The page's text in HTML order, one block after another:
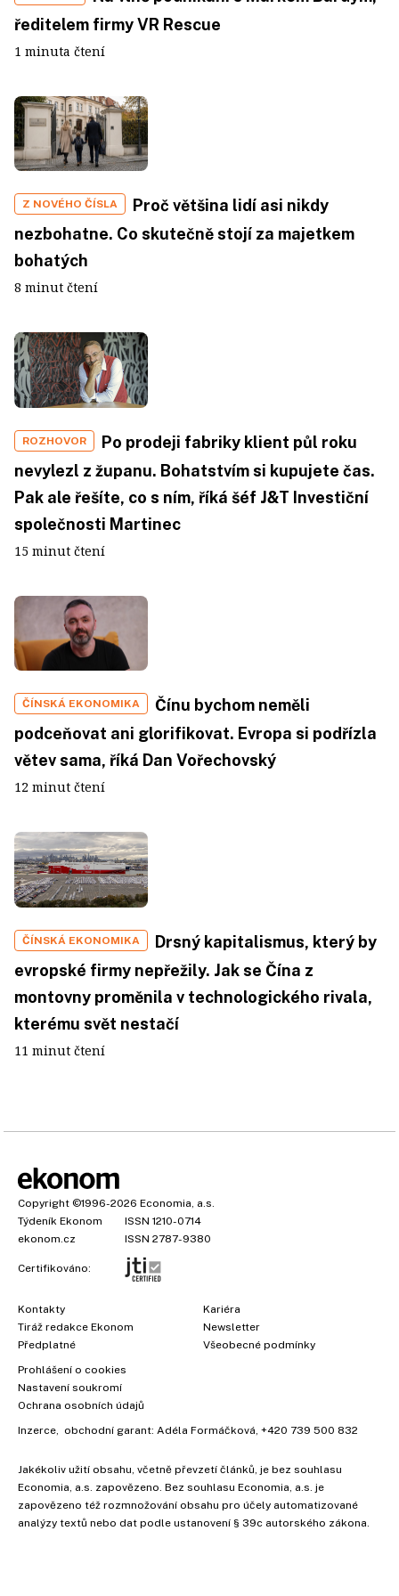
ředitelem firmy VR Rescue
1 minuta čtení
Z NOVÉHO ČÍSLA
Proč většina lidí asi nikdy
nezbohatne. Co skutečně stojí za majetkem
bohatých
8 minut čtení
ROZHOVOR
Po prodeji fabriky klient půl roku
nevylezl z županu. Bohatstvím si kupujete čas.
Pak ale řešíte, co s ním, říká šéf J&T Investiční
společnosti Martinec
15 minut čtení
ČÍNSKÁ EKONOMIKA
Čínu bychom neměli
podceňovat ani glorifikovat. Evropa si podřízla
větev sama, říká Dan Vořechovský
12 minut čtení
ČÍNSKÁ EKONOMIKA
Drsný kapitalismus, který by
evropské firmy nepřežily. Jak se Čína z
montovny proměnila v technologického rivala,
kterému svět nestačí
11 minut čtení
Copyright ©1996-2026 Economia, a.s.
Týdeník Ekonom
ISSN 1210-0714
ekonom.cz
ISSN 2787-9380
Certifikováno:
Kontakty
Tiráž redakce Ekonom
Předplatné
Kariéra
Newsletter
Všeobecné podmínky
Prohlášení o cookies
Nastavení soukromí
Ochrana osobních údajů
Inzerce , obchodní garant: Adéla Formáčková +420 739 500 832
Jakékoliv užití obsahu, včetně převzetí článků, je bez souhlasu
Economia, a.s. zapovězeno. Bez souhlasu Economia, a.s. je
zapovězeno též rozmnožování obsahu pro účely automatizované
analýzy textů nebo dat podle ustanovení § 39c autorského zákona.